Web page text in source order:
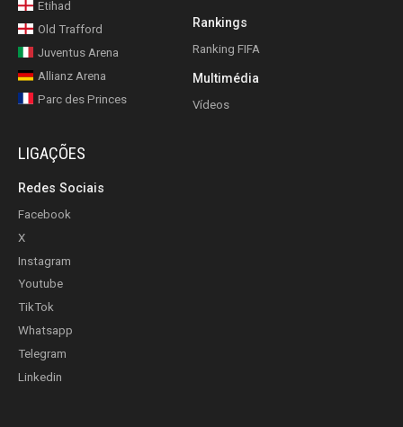
Etihad
Old Trafford
Juventus Arena
Allianz Arena
Parc des Princes
Rankings
Ranking FIFA
Multimédia
Vídeos
LIGAÇÕES
Redes Sociais
Facebook
X
Instagram
Youtube
TikTok
Whatsapp
Telegram
Linkedin